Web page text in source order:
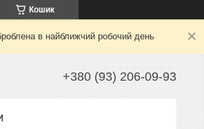
Кошик
в найближчий робочий день
+380 (93) 206-09-93